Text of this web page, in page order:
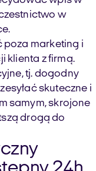
w
marketing i
klienta z firmą.
tj. dogodny
skuteczne i
samym, skrojone
drogą do